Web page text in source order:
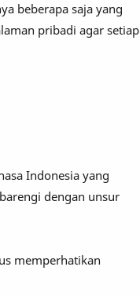
beberapa saja yang
pribadi agar setiap
Indonesia yang
dengan unsur
memperhatikan